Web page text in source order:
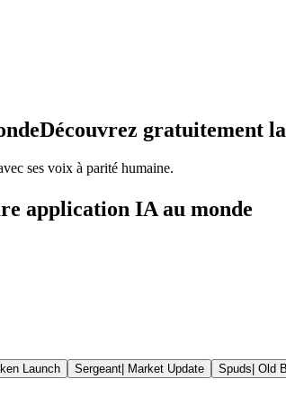
Découvrez gratuitement
ses voix à parité humaine.
application IA au monde
Launch Sergeant| Market Update Spuds| Old